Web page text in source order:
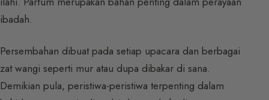
ibadah.
Persembahan dibuat pada setiap upacara dan berbagai
zat wangi seperti mur atau dupa dibakar di sana.
Demikian pula, peristiwa-peristiwa terpenting dalam